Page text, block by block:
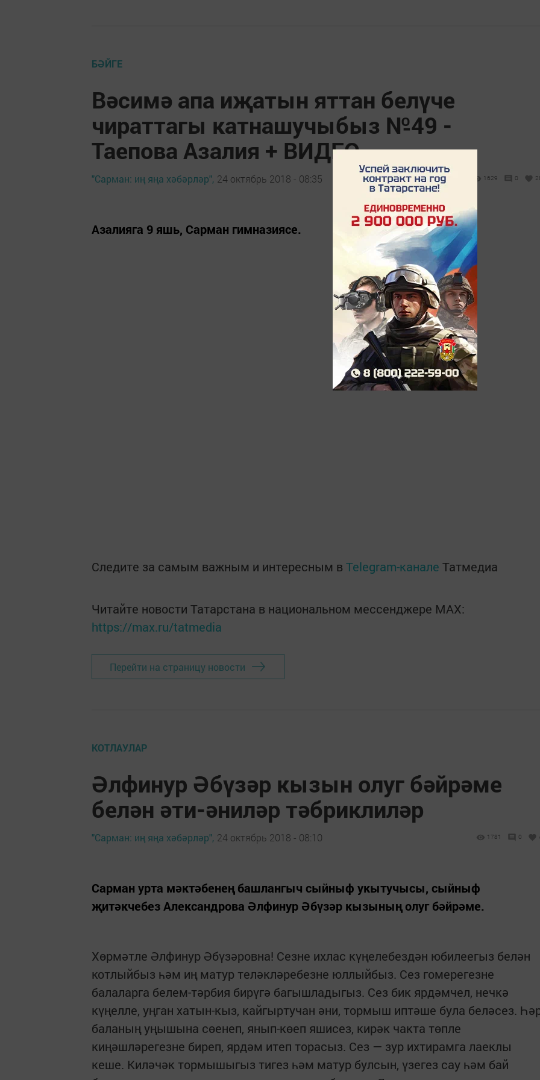
БӘЙГЕ
Вәсимә апа иҗатын яттан белүче
чираттагы катнашучыбыз №49 -
Таепова Азалия + ВИДЕО
"Сарман: иң яңа хәбәрләр", 24 октябрь 2018 - 08:35 1629 0
Азалияга 9 яшь, Сарман гимназиясе.
Следите за самым важным и интересным в Telegram-канале Татмедиа
Читайте новости Татарстана в национальном мессенджере MАХ:
https://max.ru/tatmedia
Перейти на страницу новости
КОТЛАУЛАР
Әлфинур Әбүзәр кызын олуг бәйрәме
белән әти-әниләр тәбриклиләр
"Сарман: иң яңа хәбәрләр", 24 октябрь 2018 - 08:10 1781 0
Сарман урта мәктәбенең башлангыч сыйныф укытучысы, сыйныф
җитәкчебез Александрова Әлфинур Әбүзәр кызының олуг бәйрәме.
Хөрмәтле Әлфинур Әбүзәровна! Сезне ихлас күңелебездән юбилеегыз белән
котлыйбыз һәм иң матур теләкләребезне юллыйбыз. Сез гомерегезне
балаларга белем-тәрбия бирүгә багышладыгыз. Сез бик ярдәмчел, нечкә
күңелле, уңган хатын-кыз, кайгыртучан әни, тормыш иптәше була беләсез.
баланың уңышына сөенеп, янып-көеп яшисез, кирәк чакта төпле
киңәшләрегезне биреп, ярдәм итеп торасыз. Сез — зур ихтирамга лаеклы
кеше. Киләчәк тормышыгыз тигез һәм матур булсын, үзегез сау һәм бай